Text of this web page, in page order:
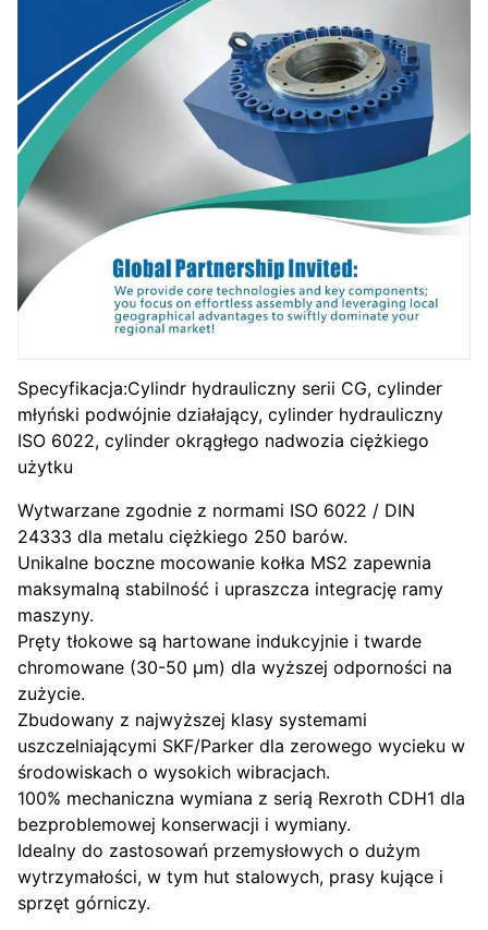
Specyfikacja:Cylindr hydrauliczny serii CG, cylinder
młyński podwójnie działający, cylinder hydrauliczny
ISO 6022, cylinder okrągłego nadwozia ciężkiego
użytku
Wytwarzane zgodnie z normami ISO 6022 / DIN
24333 dla metalu ciężkiego 250 barów.
Unikalne boczne mocowanie kołka MS2 zapewnia
maksymalną stabilność i upraszcza integrację ramy
maszyny.
Pręty tłokowe są hartowane indukcyjnie i twarde
chromowane (30-50 μm) dla wyższej odporności na
zużycie.
Zbudowany z najwyższej klasy systemami
uszczelniającymi SKF/Parker dla zerowego wycieku w
środowiskach o wysokich wibracjach.
100% mechaniczna wymiana z serią Rexroth CDH1 dla
bezproblemowej konserwacji i wymiany.
Idealny do zastosowań przemysłowych o dużym
wytrzymałości, w tym hut stalowych, prasy kujące i
sprzęt górniczy.